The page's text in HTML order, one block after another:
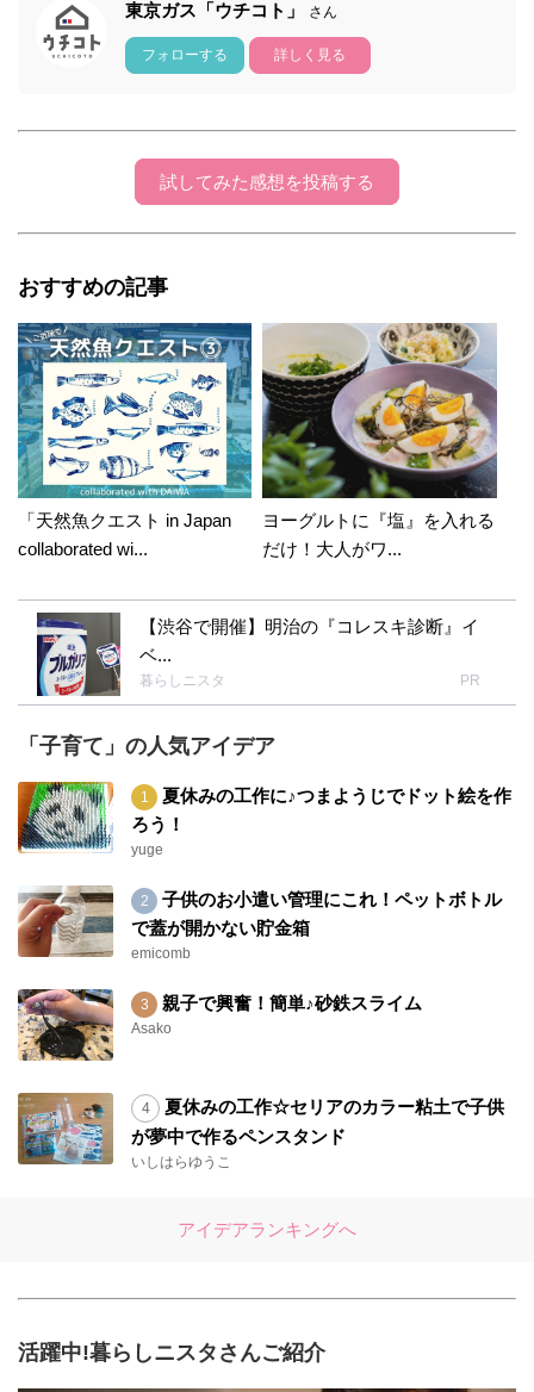
東京ガス「ウチコト」 さん
フォローする 詳しく見る
試してみた感想を投稿する
おすすめの記事
「天然魚クエスト in Japan
collaborated wi...
ヨーグルトに『塩』を入れる
だけ！大人がワ...
【渋谷で開催】明治の『コレスキ診断』イ
ベ...
暮らしニスタ PR
「子育て」の人気アイデア
夏休みの工作に♪つまようじでドット絵を作
ろう！
yuge
子供のお小遣い管理にこれ！ペットボトル
で蓋が開かない貯金箱
emicomb
親子で興奮！簡単♪砂鉄スライム
Asako
夏休みの工作☆セリアのカラー粘土で子供
が夢中で作るペンスタンド
いしはらゆうこ
アイデアランキングへ
活躍中!暮らしニスタさんご紹介